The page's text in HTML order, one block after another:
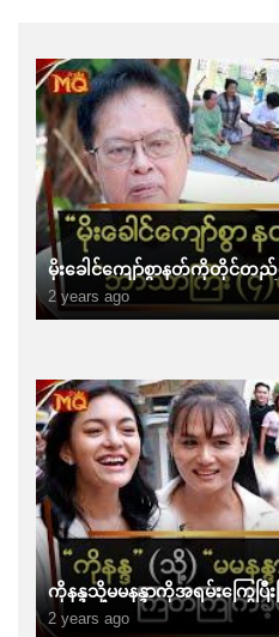
မိုးခေါင်ကျော်စွာနတ်ကိုတိုင်တည်
2 years ago
ကိုနန္ဒသို့မမနန္ဒာကိုအရမ်းကြွေ
2 years ago